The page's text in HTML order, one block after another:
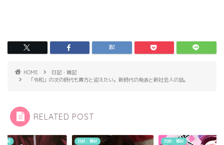
HOME
日記・雑記
「令和」の次の時代も貴方と迎えたい。新時代の発表と新社会人の話。
RELATED POST
雑記 日記・雑記 日記・雑記